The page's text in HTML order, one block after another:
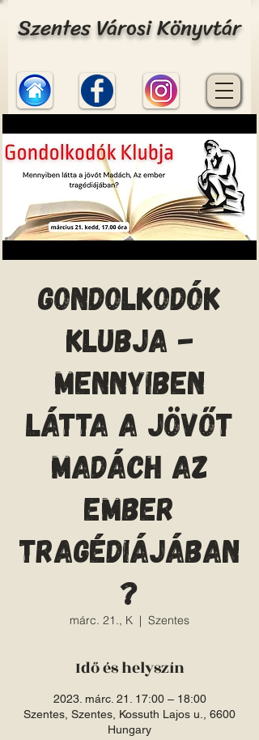
Szentes Városi Könyvtár
Gondolkodók
klubja -
Mennyiben
látta a jövőt
Madách Az
ember
tragédiájában
?
márc. 21., K
  |
Szentes
Idő és helyszín
2023. márc. 21. 17:00 – 18:00
Szentes, Szentes, Kossuth Lajos u., 6600
Hungary